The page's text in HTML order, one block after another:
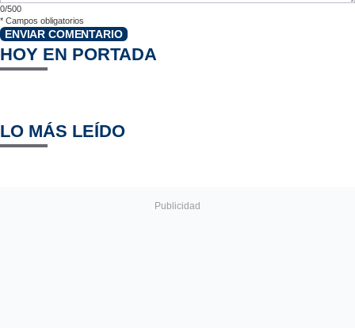
0/500
* Campos obligatorios
ENVIAR COMENTARIO
HOY EN PORTADA
LO MÁS LEÍDO